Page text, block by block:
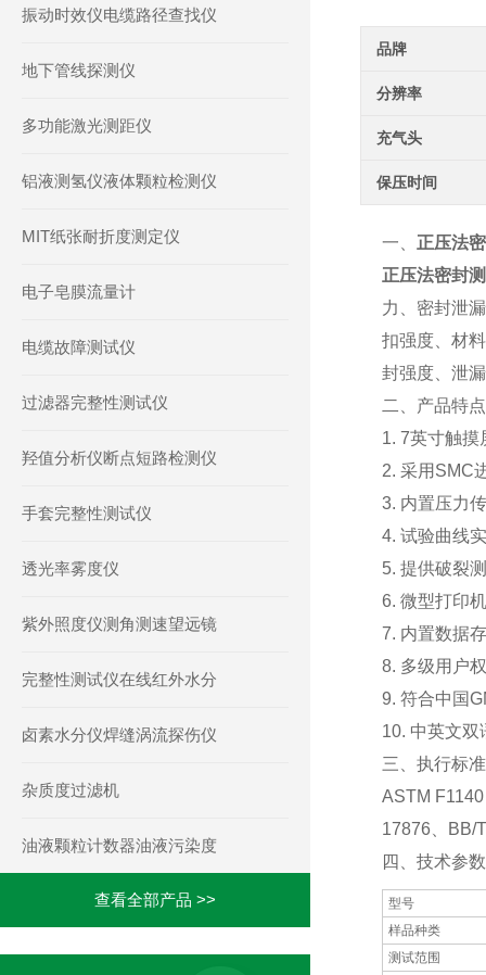
品牌
分辨率
充气头
保压时间
一、 正压法
正压法密封
力、密封泄
扣强度、材
封强度、泄
二、产品特
1. 7英寸触摸
2. 采用SMC
3. 内置压力
4. 试验曲线
5. 提供破裂
6. 微型打印
7. 内置数据
8. 多级用户
9. 符合中国
10. 中英文双
三、执行标
ASTM
17876、BB/
四、技术参
型号
样品种类
测试范围
振动时效仪电缆路径查找仪
地下管线探测仪
多功能激光测距仪
铝液测氢仪液体颗粒检测仪
MIT纸张耐折度测定仪
电子皂膜流量计
电缆故障测试仪
过滤器完整性测试仪
羟值分析仪断点短路检测仪
手套完整性测试仪
透光率雾度仪
紫外照度仪测角测速望远镜
完整性测试仪在线红外水分
卤素水分仪焊缝涡流探伤仪
杂质度过滤机
油液颗粒计数器油液污染度
查看全部产品 >>